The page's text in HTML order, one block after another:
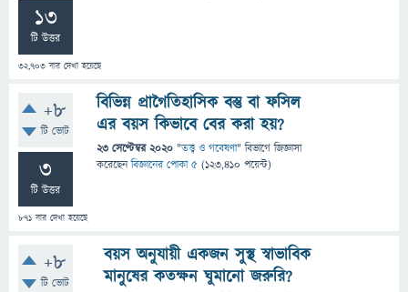
13
টি উত্তর
32,703 বার দেখা হয়েছে
+8
টি ভোট
3
টি উত্তর
871 বার দেখা হয়েছে
বিভিন্ন প্রাগৈতিহাসিক বস্তু বা ফসিল
এর বয়স কিভাবে বের করা হয়?
23 সেপ্টেম্বর 2020 "তত্ত্ব ও গবেষণা" বিভাগে জিজ্ঞাসা
করেছেনবিজ্ঞানের পোকা ৫ (123,410 পয়েন্ট)
+8
টি ভোট
বয়স অনুযায়ী একজন সুস্থ স্বাভাবিক
মানুষের কতক্ষন ঘুমানো জরুরি?